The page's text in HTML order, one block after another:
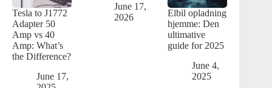
Tesla to J1772
Adapter 50
Amp vs 40
Amp: What’s
the Difference?
June 17,
June 17,
2026
Elbil opladning
hjemme: Den
ultimative
guide for 2025
June 4,
2025